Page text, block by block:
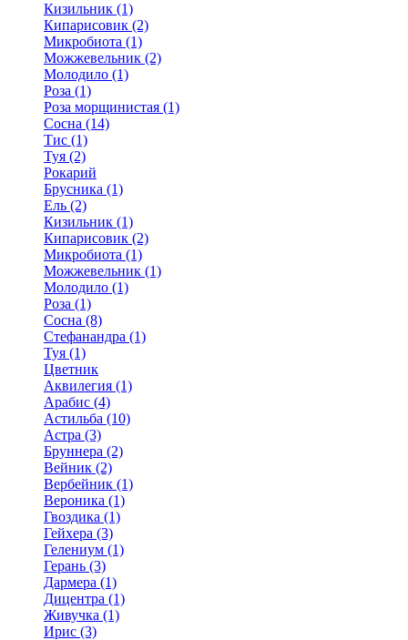
Кизильник (1)
Кипарисовик (2)
Микробиота (1)
Можжевельник (2)
Молодило (1)
Роза (1)
Роза морщинистая (1)
Сосна (14)
Тис (1)
Туя (2)
Рокарий
Брусника (1)
Ель (2)
Кизильник (1)
Кипарисовик (2)
Микробиота (1)
Можжевельник (1)
Молодило (1)
Роза (1)
Сосна (8)
Стефанандра (1)
Туя (1)
Цветник
Аквилегия (1)
Арабис (4)
Астильба (10)
Астра (3)
Бруннера (2)
Вейник (2)
Вербейник (1)
Вероника (1)
Гвоздика (1)
Гейхера (3)
Гелениум (1)
Герань (3)
Дармера (1)
Дицентра (1)
Живучка (1)
Ирис (3)